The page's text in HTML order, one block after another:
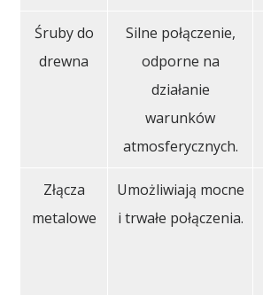
Śruby do
drewna
Silne połączenie,
odporne na
działanie
warunków
atmosferycznych.
Złącza
metalowe
Umożliwiają mocne
i trwałe połączenia.